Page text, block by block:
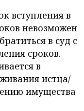
вступления в
невозможен
в суд с
сроков.
в
истца/
имущества